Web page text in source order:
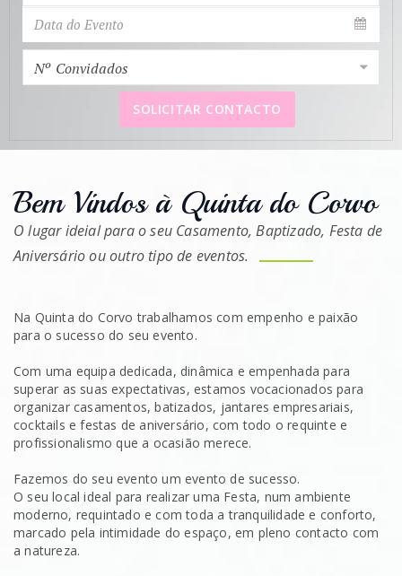
Nº Convidados
SOLICITAR CONTACTO
Bem Vindos à Quinta do Corvo
O lugar ideial para o seu Casamento, Baptizado, Festa de
Aniversário ou outro tipo de eventos.
Na Quinta do Corvo trabalhamos com empenho e paixão
para o sucesso do seu evento.
Com uma equipa dedicada, dinâmica e empenhada para
superar as suas expectativas, estamos vocacionados para
organizar casamentos, batizados, jantares empresariais,
cocktails e festas de aniversário, com todo o requinte e
profissionalismo que a ocasião merece.
Fazemos do seu evento um evento de sucesso.
O seu local ideal para realizar uma Festa, num ambiente
moderno, requintado e com toda a tranquilidade e conforto,
marcado pela intimidade do espaço, em pleno contacto com
a natureza.